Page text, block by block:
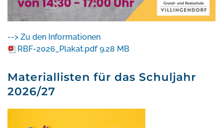
--> Zu den Informationen
RBF-2026_Plakat.pdf 9.28 MB
Materiallisten für das Schuljahr
2026/27